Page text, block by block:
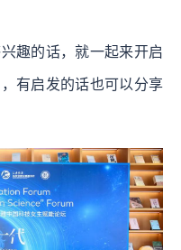
趣的话，就一起来开启
有启发的话也可以分享